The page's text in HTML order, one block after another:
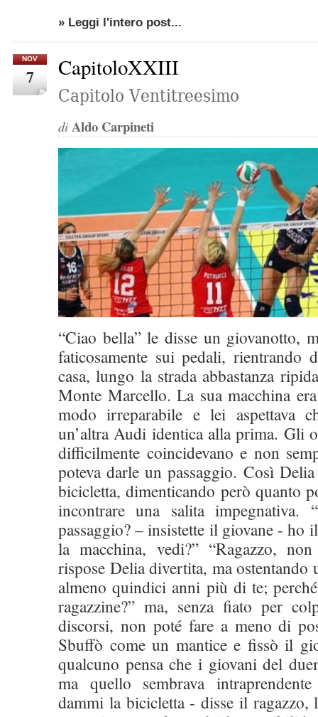
» Leggi l'intero post...
NOV
7 CapitoloXXIII
Capitolo Ventitreesimo
di Aldo Carpineti
“Ciao bella” le disse un giovanotto,
faticosamente sui pedali, rientrando
casa, lungo la strada abbastanza
Monte Marcello. La sua macchina
modo irreparabile e lei aspettava
un’altra Audi identica alla prima. Gli
difficilmente coincidevano e non
poteva darle un passaggio. Così
bicicletta, dimenticando però quanto
incontrare una salita
passaggio? – insistette il giovane - ho
la macchina, vedi?” “Ragazzo,
rispose Delia divertita, ma ostentando
almeno quindici anni più di te;
ragazzine?” ma, senza fiato per
discorsi, non poté fare a meno di
Sbuffò come un mantice e fissò il
qualcuno pensa che i giovani del
ma quello sembrava
dammi la bicicletta - disse il ragazzo,